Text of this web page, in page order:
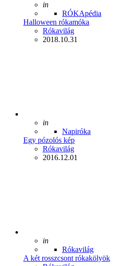
Posted
in
RÓKApédia
Halloween rókamóka
Posted
Rókavilág
2018.10.31
Posted
in
Napiróka
Egy pózolós kép
Posted
Rókavilág
2016.12.01
Posted
in
Rókavilág
A két rosszcsont rókakölyök